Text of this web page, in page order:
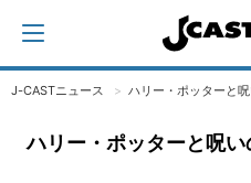
J-CASTニュース ハリー・ポッターと
ハリー・ポッターと呪